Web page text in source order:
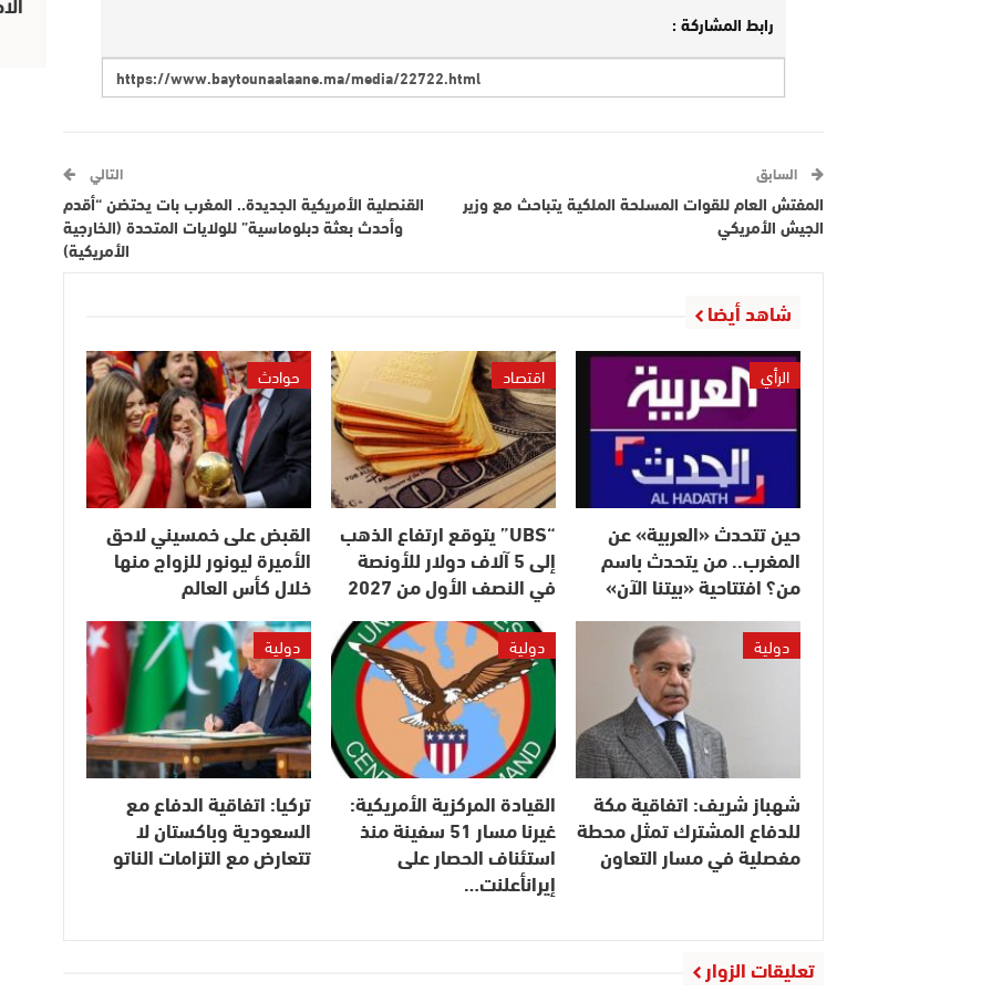
رابط المشاركة :
السابق
المفتش العام للقوات المسلحة الملكية يتباحث مع وزير
الجيش الأمريكي
التالي
القنصلية الأمريكية الجديدة.. المغرب بات يحتضن “أقدم
وأحدث بعثة دبلوماسية” للولايات المتحدة (الخارجية
الأمريكية)
شاهد أيضا
الرأي
حين تتحدث «العربية» عن
المغرب.. من يتحدث باسم
من؟ افتتاحية «بيتنا الآن»
اقتصاد
“UBS” يتوقع ارتفاع الذهب
إلى 5 آلاف دولار للأونصة
في النصف الأول من 2027
حوادث
القبض على خمسيني لاحق
الأميرة ليونور للزواج منها
خلال كأس العالم
دولية
شهباز شريف: اتفاقية مكة
للدفاع المشترك تمثل محطة
مفصلية في مسار التعاون
دولية
القيادة المركزية الأمريكية:
غيرنا مسار 51 سفينة منذ
استئناف الحصار على
إيرانأعلنت…
دولية
تركيا: اتفاقية الدفاع مع
السعودية وباكستان لا
تتعارض مع التزامات الناتو
تعليقات الزوار